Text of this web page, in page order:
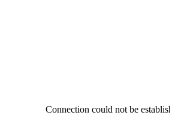
Connection could not be